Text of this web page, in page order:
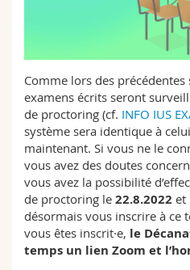
Sciences et médecine
Programme des cours
MyUnifr
Comme lors des précédentes
examens écrits seront
de proctoring (cf. INFO IUS
système sera identique à
maintenant. Si vous ne le
vous avez des doutes
vous avez la possibilité
de proctoring le 22.8.2022 et
désormais vous inscrire à ce
vous êtes inscrit·e, le
temps un lien Zoom et